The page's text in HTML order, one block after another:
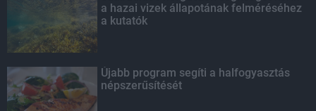
a hazai vizek állapotának felméréséhez
a kutatók
Újabb program segíti a halfogyasztás
népszerűsítését